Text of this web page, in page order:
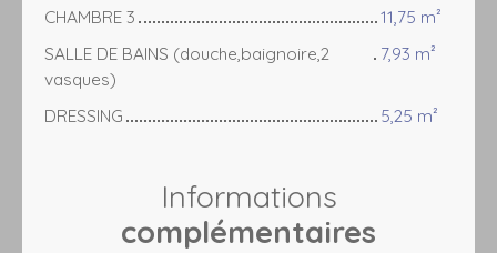
CHAMBRE 3
11,75 m²
SALLE DE BAINS (douche,baignoire,2
vasques)
7,93 m²
DRESSING 5,25 m²
Informations
complémentaires